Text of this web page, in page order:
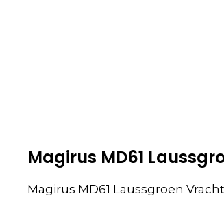
Magirus MD61
Magirus MD61 Laussgroen